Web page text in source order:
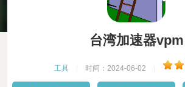
台湾加速器vpm
工具 时间：2024-06-02